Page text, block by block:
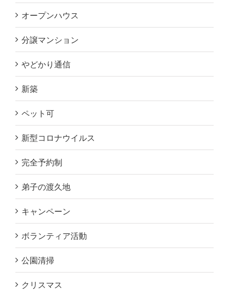
オープンハウス
分譲マンション
やどかり通信
新築
ペット可
新型コロナウイルス
完全予約制
弟子の渡久地
キャンペーン
ボランティア活動
公園清掃
クリスマス